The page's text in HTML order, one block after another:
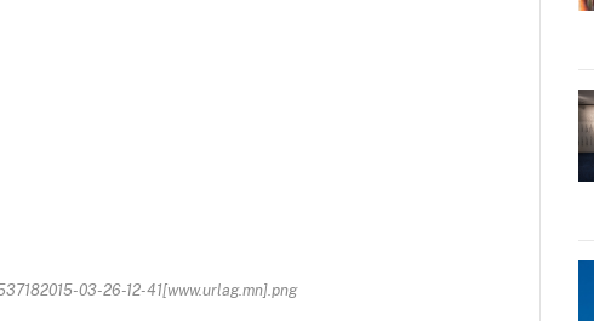
03-26-12-41[www.urlag.mn].png